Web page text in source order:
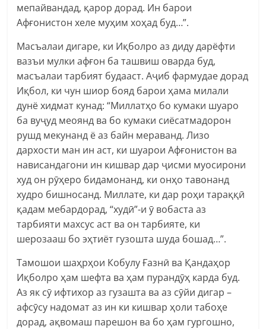
мепайвандад, қарор дорад. Ин барои
Афғонистон хеле муҳим хоҳад буд…”.
Масъалаи дигаре, ки Иқболро аз диду дарёфти
вазъи мулки афғон ба ташвиш оварда буд,
масъалаи тарбият будааст. Аҷиб фармудае дорад
Иқбол, ки чун шиор бояд барои ҳама милали
дунё хидмат кунад: “Миллатҳо бо кумаки шуаро
ба вуҷуд меоянд ва бо кумаки сиёсатмадорон
рушд мекунанд ё аз байн мераванд. Лизо
дархости ман ин аст, ки шуарои Афғонистон ва
нависандагони ин кишвар дар ҷисми муосирони
худ он рӯҳеро бидамонанд, ки онҳо тавонанд
худро бишносанд. Миллате, ки дар роҳи тараққӣ
қадам мебардорад, “худӣ”-и ӯ вобаста аз
тарбияти махсус аст ва он тарбияте, ки
шерозааш бо эҳтиёт гузошта шуда бошад…”.
Тамошои шаҳрҳои Кобулу Ғазнӣ ва Қандаҳор
Иқболро ҳам шефта ва ҳам пурандӯҳ карда буд.
Аз як сӯ ифтихор аз гузашта ва аз сӯйи дигар –
афсӯсу надомат аз ин ки кишвар ҳоли табоҳе
дорад, ақвомаш парешон ва бо ҳам гургошно,